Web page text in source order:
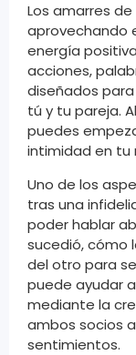
Los amarres
aprovechando
energía
acciones,
diseñados
tú y tu pareja.
puedes
intimidad en tu
Uno de los
tras una
poder hablar
sucedió, cómo
del otro para
puede ayudar
mediante la
ambos socios
sentimientos.